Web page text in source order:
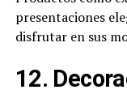
presentaciones
disfrutar en sus
12.